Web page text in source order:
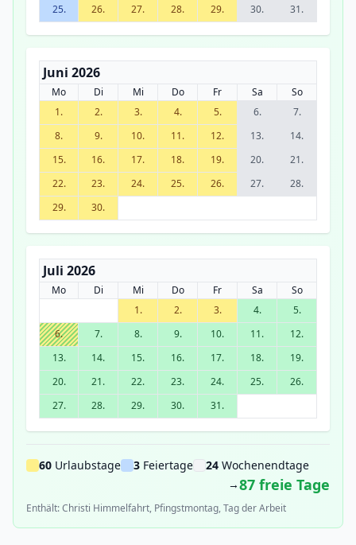
25.
26. 27. 28. 29. 30. 31.
Juni 2026
Mo Di Mi Do Fr Sa
So
1.
2. 3. 4. 5. 6.
7.
8.
9. 10. 11. 12. 13.
14.
15.
16. 17. 18. 19. 20.
21.
22.
23. 24. 25. 26. 27.
28.
29.
30.
Juli 2026
Mo Di Mi Do Fr Sa
So
1.
2. 3. 4.
5.
6.
7. 8. 9. 10. 11.
12.
13.
14. 15. 16. 17. 18.
19.
20.
21. 22. 23. 24. 25.
26.
27.
28. 29. 30. 31.
60 Urlaubstage 3 Feiertage 24 Wochenendtage
→87 freie Tage
Enthält: Christi Himmelfahrt, Pfingstmontag, Tag der Arbeit